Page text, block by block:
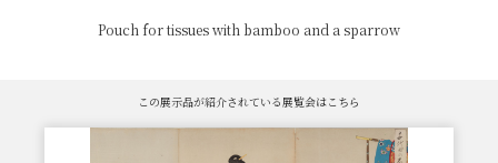
Pouch for tissues with bamboo and a sparrow
この展示品が紹介されている展覧会はこちら